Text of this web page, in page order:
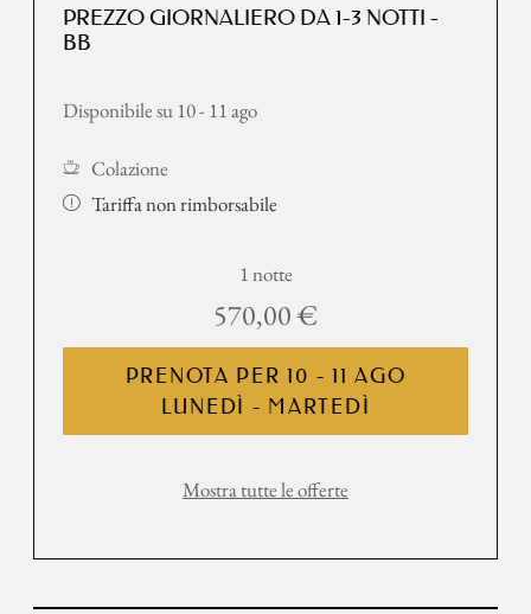
PREZZO GIORNALIERO DA 1-3 NOTTI -
BB
Disponibile su 10 - 11 ago
Colazione
Tariffa non rimborsabile
1 notte
570,00 €
PRENOTA PER10 - 11 AGO
LUNEDÌ - MARTEDÌ
Mostra tutte le offerte